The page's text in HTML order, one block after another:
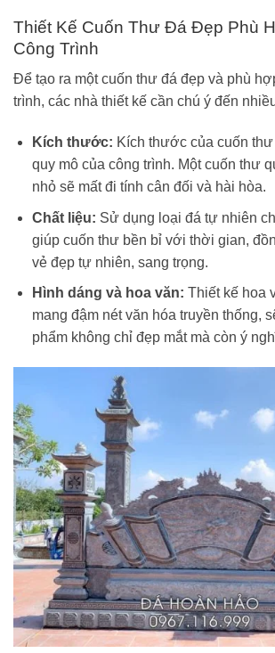
Thiết Kế Cuốn Thư Đá Đẹp Phù
Công Trình
Để tạo ra một cuốn thư đá đẹp và phù
trình, các nhà thiết kế cần chú ý đến
Kích thước: Kích thước của cuốn
quy mô của công trình. Một cuốn thư
nhỏ sẽ mất đi tính cân đối và hài hòa.
Chất liệu: Sử dụng loại đá tự nhiên
giúp cuốn thư bền bỉ với thời gian,
vẻ đẹp tự nhiên, sang trọng.
Hình dáng và hoa văn: Thiết kế hoa
mang đậm nét văn hóa truyền thống,
phẩm không chỉ đẹp mắt mà còn ý